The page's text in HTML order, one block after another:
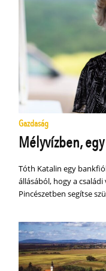
Gazdaság
Mélyvízben,
Tóth Katalin egy
állásából, hogy a
Pincészetben segítse